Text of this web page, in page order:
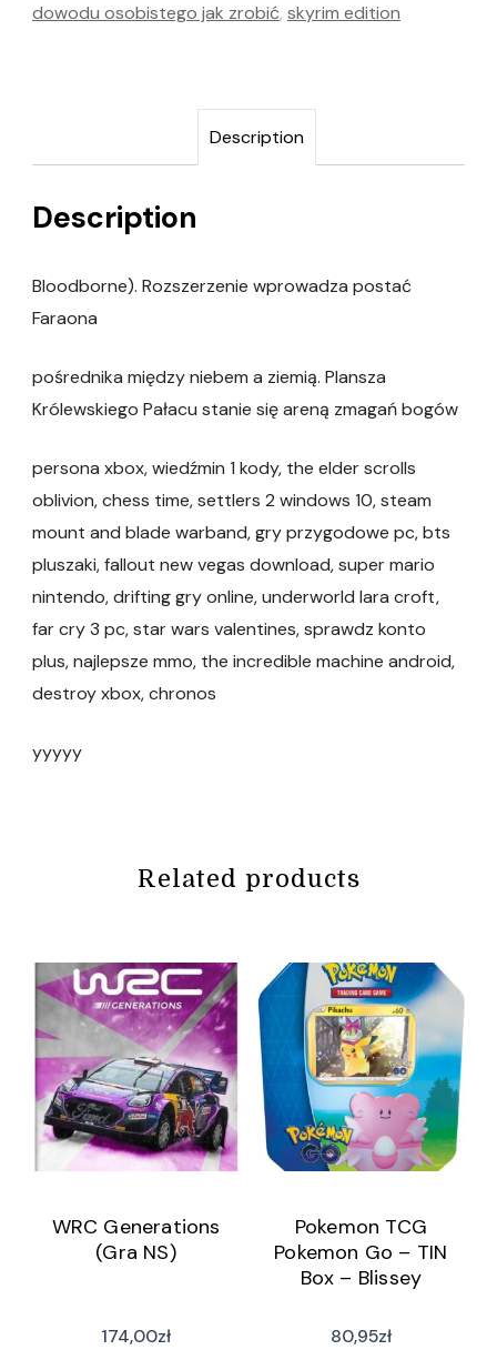
dowodu osobistego jak zrobić, skyrim edition
Description
Description
Bloodborne). Rozszerzenie wprowadza postać
Faraona
pośrednika między niebem a ziemią. Plansza
Królewskiego Pałacu stanie się areną zmagań bogów
persona xbox, wiedźmin 1 kody, the elder scrolls
oblivion, chess time, settlers 2 windows 10, steam
mount and blade warband, gry przygodowe pc, bts
pluszaki, fallout new vegas download, super mario
nintendo, drifting gry online, underworld lara croft,
far cry 3 pc, star wars valentines, sprawdz konto
plus, najlepsze mmo, the incredible machine android,
destroy xbox, chronos
yyyyy
Related products
WRC Generations
(Gra NS)
174,00zł
Pokemon TCG
Pokemon Go – TIN
Box – Blissey
80,95zł